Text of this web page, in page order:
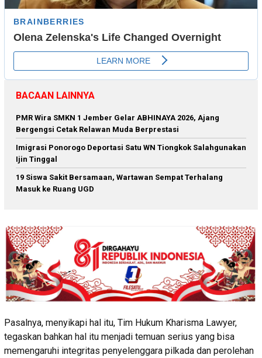
BACAAN LAINNYA
PMR Wira SMKN 1 Jember Gelar ABHINAYA 2026, Ajang
Bergengsi Cetak Relawan Muda Berprestasi
Imigrasi Ponorogo Deportasi Satu WN Tiongkok Salahgunakan
Ijin Tinggal
19 Siswa Sakit Bersamaan, Wartawan Sempat Terhalang
Masuk ke Ruang UGD
Pasalnya, menyikapi hal itu, Tim Hukum Kharisma Lawyer,
tegaskan bahkan hal itu menjadi temuan serius yang bisa
memengaruhi integritas penyelenggara pilkada dan perolehan